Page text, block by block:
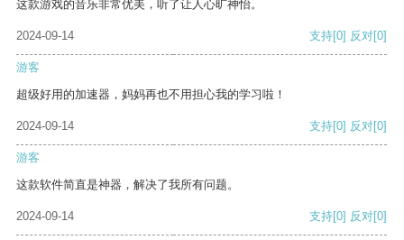
这款游戏的音乐非常优美，听了让人心旷神怡。
2024-09-14 支持[0] 反对[0]
游客
超级好用的加速器，妈妈再也不用担心我的学习啦！
2024-09-14 支持[0] 反对[0]
游客
这款软件简直是神器，解决了我所有问题。
2024-09-14 支持[0] 反对[0]